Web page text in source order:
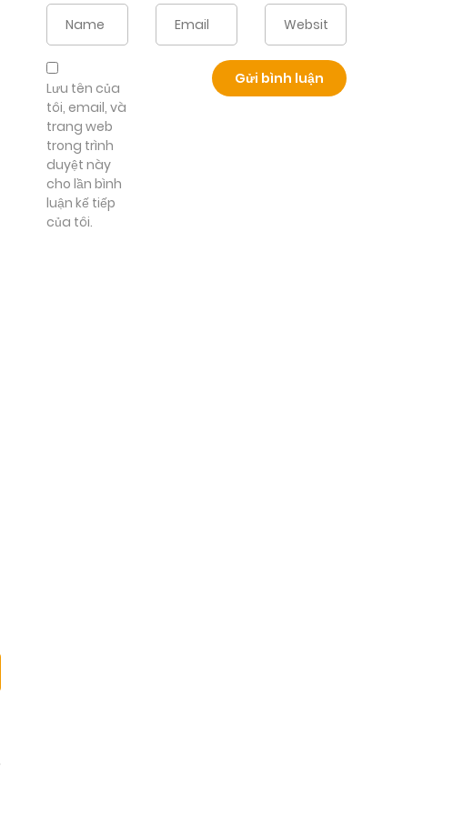
Lưu tên của
tôi, email, và
trang web
trong trình
duyệt này
cho lần bình
luận kế tiếp
của tôi.